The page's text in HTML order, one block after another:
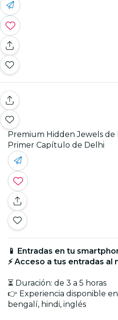
Premium Hidden Jewels de
Primer Capítulo de Delhi
📱 Entradas en tu
⚡ Acceso a tus entradas al
⏳ Duración: de 3 a 5 horas
👉 Experiencia disponible
bengalí, hindi, inglés